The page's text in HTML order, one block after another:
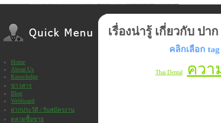
Home
About Us
Knowledge
ข่าวสาร
Blog
Webboard
ฝากประวัติ / รับสมัครงาน
ตลาดซื้อขาย
เรื่องน่ารู้ เกี่ยวกับ ปา
คลิกเลือก
Thai Dental ควา